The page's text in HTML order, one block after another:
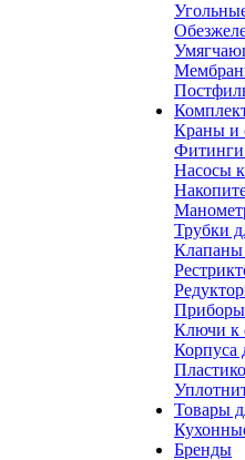
Краны и
Фитинги
Насосы к
Трубки
Приборы
Ключи к
Корпуса
Товары
Бренды